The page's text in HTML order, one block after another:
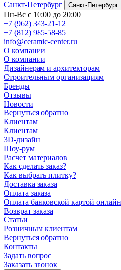
Санкт-Петербург
Санкт-Петербург
Пн-Вс с 10:00 до 20:00
+7 (962) 343-21-12
+7 (812) 985-58-85
info@ceramic-center.ru
О компании
О компании
Дизайнерам и архитекторам
Строительным организациям
Бренды
Отзывы
Новости
Вернуться обратно
Клиентам
Клиентам
3D-дизайн
Шоу-рум
Расчет материалов
Как сделать заказ?
Как выбрать плитку?
Доставка заказа
Оплата заказа
Оплата банковской картой онлайн
Возврат заказа
Статьи
Розничным клиентам
Вернуться обратно
Контакты
Задать вопрос
Заказать звонок